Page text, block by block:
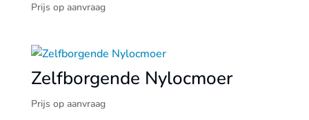
Prijs op aanvraag
Zelfborgende Nylocmoer
Prijs op aanvraag